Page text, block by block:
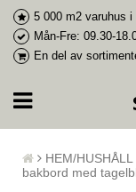
5 000 m2 varuhus i
Mån-Fre: 09.30-
En del av
HEM/HUSHÅLL
bakbord med